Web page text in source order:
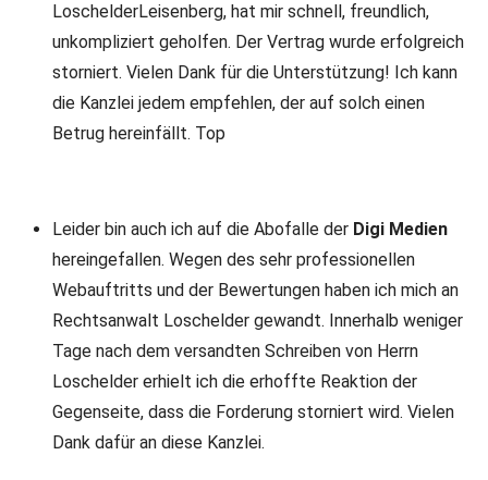
LoschelderLeisenberg, hat mir schnell, freundlich,
unkompliziert geholfen. Der Vertrag wurde erfolgreich
storniert. Vielen Dank für die Unterstützung! Ich kann
die Kanzlei jedem empfehlen, der auf solch einen
Betrug hereinfällt. Top
Leider bin auch ich auf die Abofalle der Digi Medien
hereingefallen. Wegen des sehr professionellen
Webauftritts und der Bewertungen haben ich mich an
Rechtsanwalt Loschelder gewandt. Innerhalb weniger
Tage nach dem versandten Schreiben von Herrn
Loschelder erhielt ich die erhoffte Reaktion der
Gegenseite, dass die Forderung storniert wird. Vielen
Dank dafür an diese Kanzlei.